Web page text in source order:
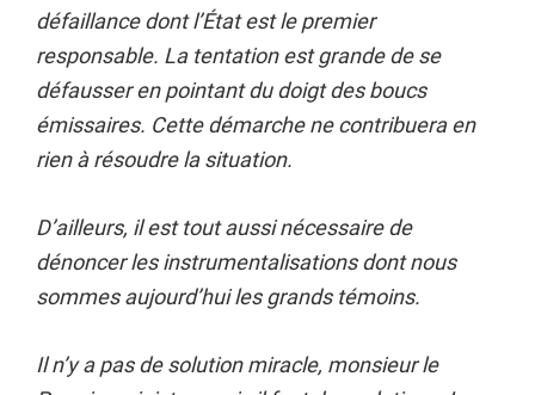
défaillance dont l’État est le premier
responsable. La tentation est grande de se
défausser en pointant du doigt des boucs
émissaires. Cette démarche ne contribuera en
rien à résoudre la situation.
D’ailleurs, il est tout aussi nécessaire de
dénoncer les instrumentalisations dont nous
sommes aujourd’hui les grands témoins.
Il n’y a pas de solution miracle, monsieur le